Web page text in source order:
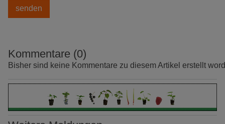
Kommentare (0)
Bisher sind keine Kommentare zu diesem Artikel erstellt